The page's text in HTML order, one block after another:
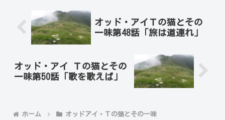
オッド・アイＴの猫とその
一味第48話「旅は道連れ」
オッド・アイ Ｔの猫とその
一味第50話「歌を歌えば」
ホーム オッドアイ・Ｔの猫とその一味